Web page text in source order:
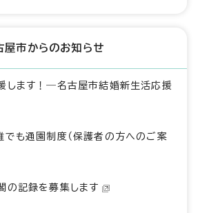
屋市からのお知らせ
します！―名古屋市結婚新生活応援
でも通園制度（保護者の方へのご案
の記録を募集します